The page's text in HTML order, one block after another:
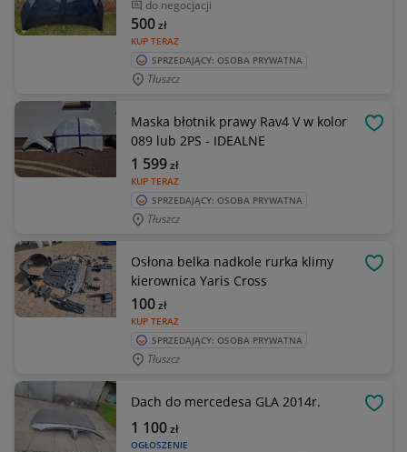
do negocjacji
KUP TERAZ
500zł
SPRZEDAJĄCY: OSOBA PRYWATNA
Tłuszcz
Maska błotnik prawy Rav4 V w kolor
089 lub 2PS - IDEALNE
KUP TERAZ
1 599zł
SPRZEDAJĄCY: OSOBA PRYWATNA
Tłuszcz
Osłona belka nadkole rurka klimy
kierownica Yaris Cross
KUP TERAZ
100zł
SPRZEDAJĄCY: OSOBA PRYWATNA
Tłuszcz
Dach do mercedesa GLA 2014r.
OGŁOSZENIE
1 100zł